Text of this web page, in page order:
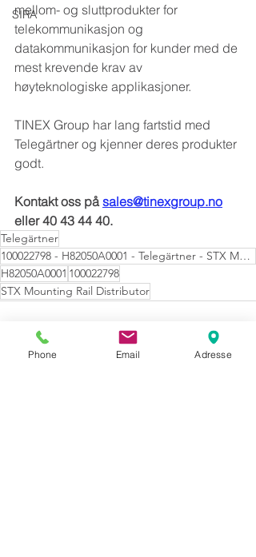
SIRA
mellom- og sluttprodukter for
telekommunikasjon og
datakommunikasjon for kunder med de
mest krevende krav av
høyteknologiske applikasjoner.
TINEX Group har lang fartstid med
Telegärtner og kjenner deres produkter
godt.
Kontakt oss på sales@tinexgroup.no
eller 40 43 44 40.
Telegärtner
100022798 - H82050A0001 - Telegärtner - STX Mounting Rail Distributor
H82050A0001 100022798
STX Mounting Rail Distributor
Phone Email Adresse